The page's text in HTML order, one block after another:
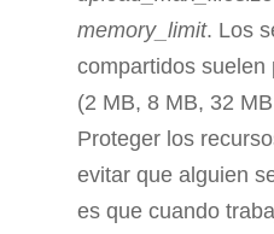
memory_limit. Los
compartidos suelen
(2 MB, 8 MB, 32
Proteger los
evitar que alguien
es que cuando